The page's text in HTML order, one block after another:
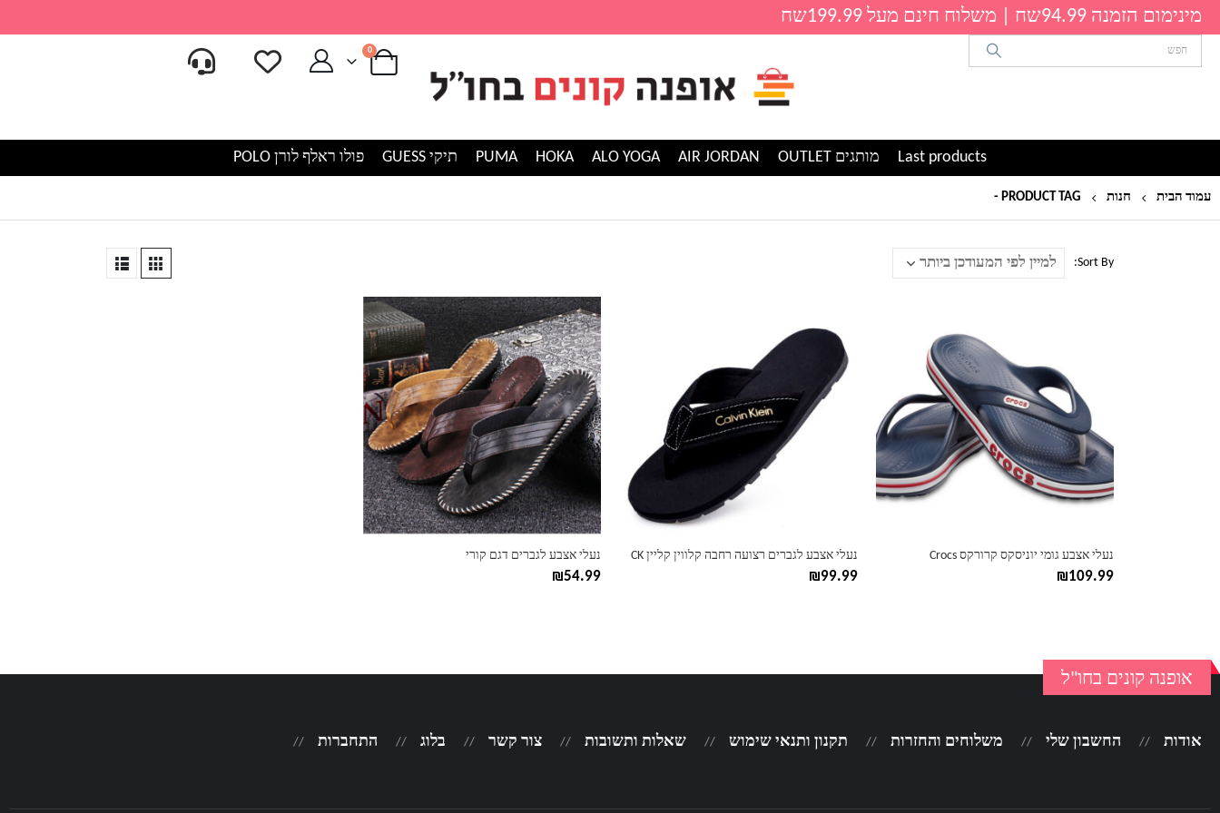
מינימום הזמנה 94.99שח | משלוח חינם מעל 199.99שח
0
Last products מותגים OUTLET AIR JORDAN
ALO YOGA
HOKA
PUMA תיקי GUESS פולו ראלף לורן POLO
עמוד הבית חנות PRODUCT TAG -
Sort By:
נעלי אצבע גומי יוניסקס קרורקס Crocs
₪109.99
לבחור
את
האפשרויות
בעמוד
נעלי אצבע לגברים רצועה רחבה קלווין קליין CK
₪99.99
יש
מספר
סוגים.
נעלי אצבע לגברים דגם קורי
₪54.99
למוצר
זה
יש
מספר
סוגים.
ניתן
לבחור
את
בעמוד
המוצר
אופנה קונים בחו"ל
אודות החשבון שלי משלוחים והחזרות תקנון ותנאי שימוש שאלות ותשובות צור קשר בלוג התחברות